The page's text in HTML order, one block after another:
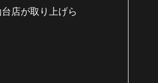
台店が取り上げら